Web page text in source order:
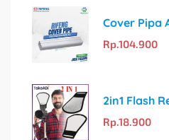
Rp.104.900
Rp.18.900